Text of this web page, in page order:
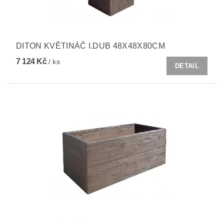
DITON KVĚTINÁČ I.DUB 48X48X80CM
7 124 Kč/ ks
DETAIL